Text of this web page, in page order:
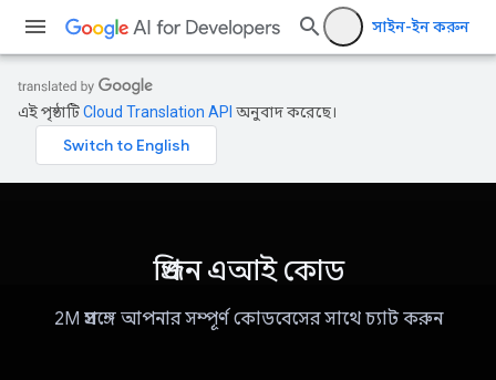
সাইন-ইন করুন
এই পৃষ্ঠাটিCloud Translation API অনুবাদ করেছে।
প্রিজন এআই কোড
2M প্রসঙ্গে আপনার সম্পূর্ণ কোডবেসের সাথে চ্যাট করুন